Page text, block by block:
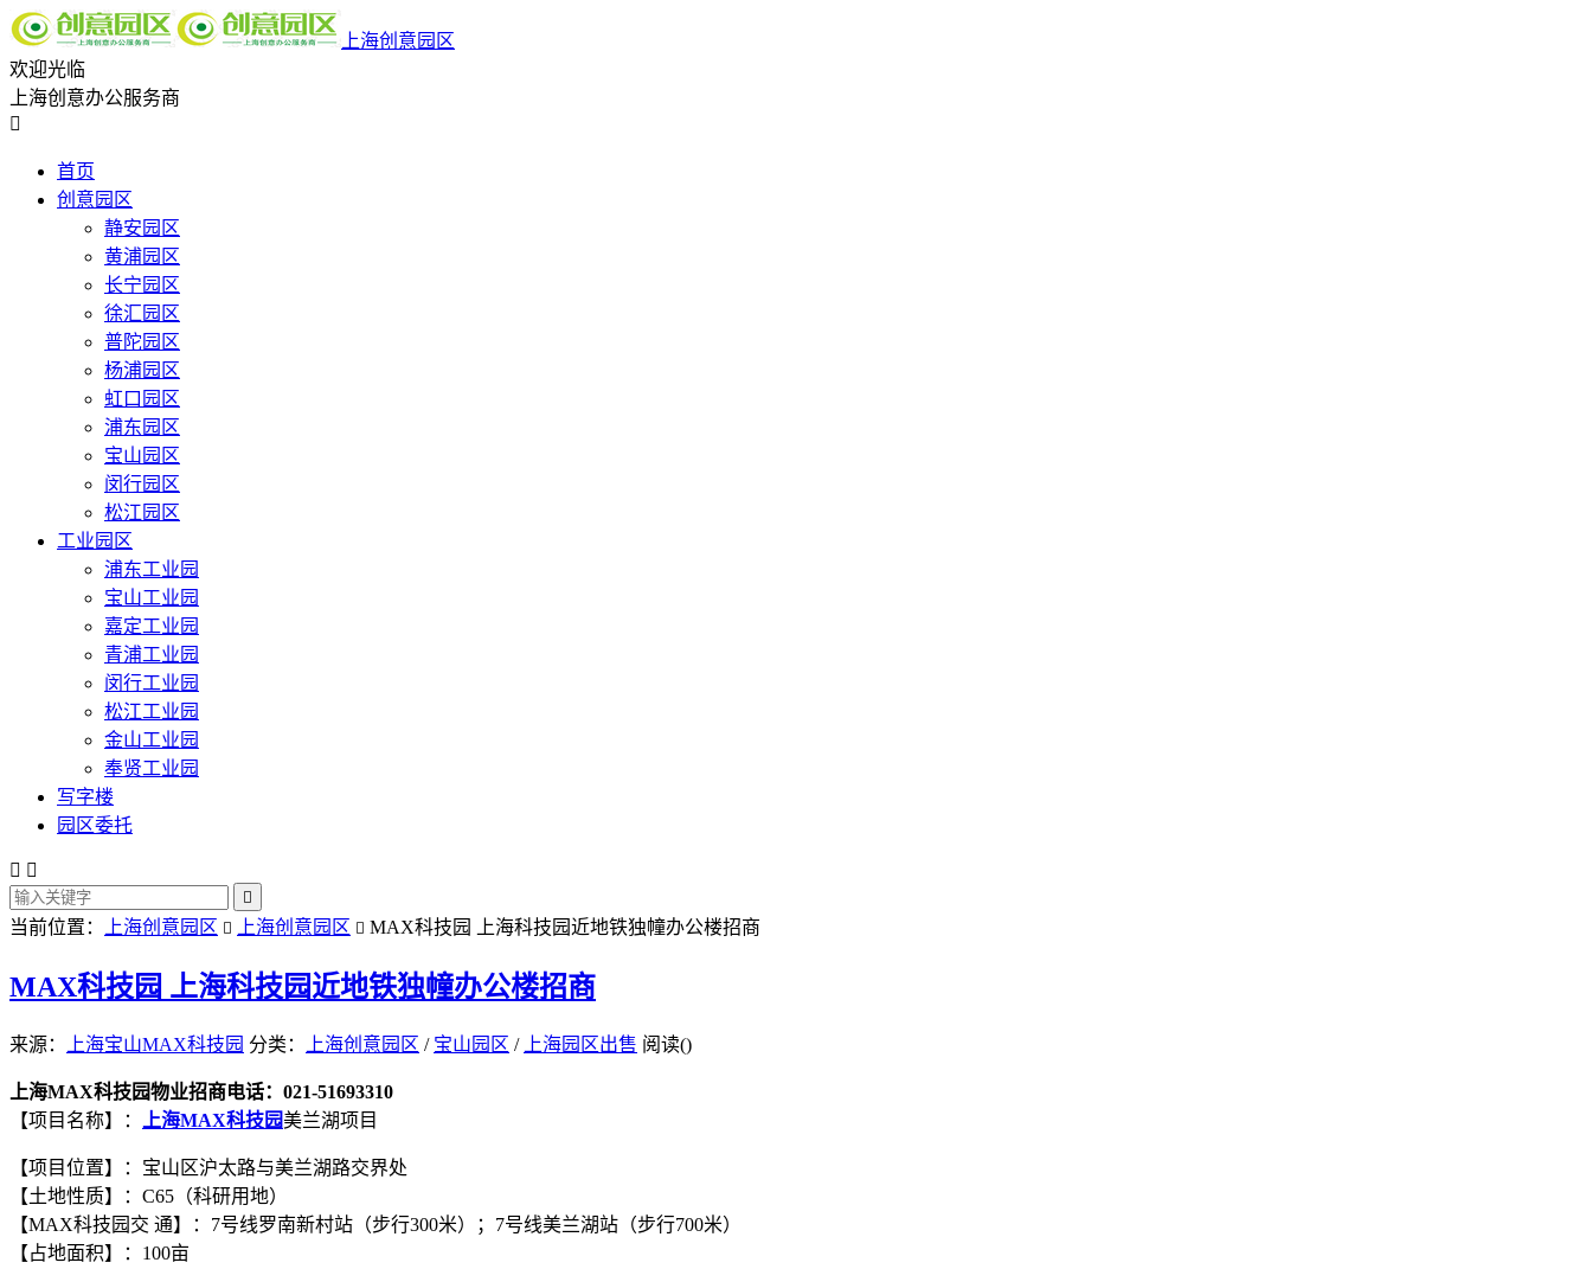
上海创意园区
欢迎光临
上海创意办公服务商

首页
创意园区
静安园区
黄浦园区
长宁园区
徐汇园区
普陀园区
杨浦园区
虹口园区
浦东园区
宝山园区
闵行园区
松江园区
工业园区
浦东工业园
宝山工业园
嘉定工业园
青浦工业园
闵行工业园
松江工业园
金山工业园
奉贤工业园
写字楼
园区委托
 

当前位置： 上海创意园区  上海创意园区  MAX科技园 上海科技园近地铁独幢办公楼招商
MAX科技园 上海科技园近地铁独幢办公楼招商
来源： 上海宝山MAX科技园 分类： 上海创意园区 / 宝山园区 / 上海园区出售 阅读()
上海MAX科技园物业招商电话：021-51693310
【项目名称】：
上海MAX科技园美兰湖项目
【项目位置】：宝山区沪太路与美兰湖路交界处
【土地性质】：C65（科研用地）
【MAX科技园交 通】：7号线罗南新村站（步行300米）；7号线美兰湖站（步行700米）
【占地面积】：100亩